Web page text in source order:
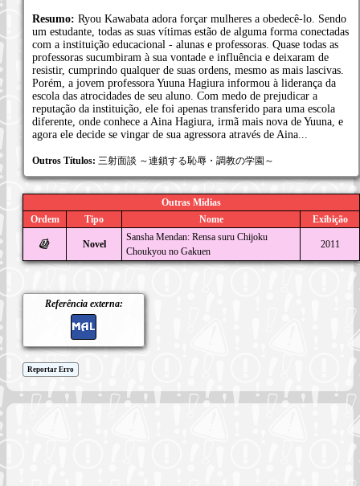
Resumo: Ryou Kawabata adora forçar mulheres a obedecê-lo. Sendo
um estudante, todas as suas vítimas estão de alguma forma conectadas
com a instituição educacional - alunas e professoras. Quase todas as
professoras sucumbiram à sua vontade e influência e deixaram de
resistir, cumprindo qualquer de suas ordens, mesmo as mais lascivas.
Porém, a jovem professora Yuuna Hagiura informou à liderança da
escola das atrocidades de seu aluno. Com medo de prejudicar a
reputação da instituição, ele foi apenas transferido para uma escola
diferente, onde conhece a Aina Hagiura, irmã mais nova de Yuuna, e
agora ele decide se vingar de sua agressora através de Aina...
Outros Títulos: 三射面談 ～連鎖する恥辱・調教の学園～
Outras Mídias
Ordem
Tipo Nome Exibição
Novel
Sansha Mendan: Rensa suru Chijoku
Choukyou no Gakuen
2011
Referência externa:
Reportar Erro